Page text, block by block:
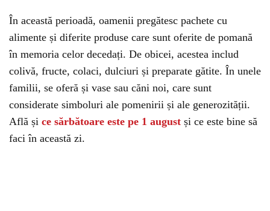
În această perioadă, oamenii pregătesc pachete cu
alimente și diferite produse care sunt oferite de pomană
în memoria celor decedați. De obicei, acestea includ
colivă, fructe, colaci, dulciuri și preparate gătite. În unele
familii, se oferă și vase sau căni noi, care sunt
considerate simboluri ale pomenirii și ale generozității.
Află și ce sărbătoare este pe 1 august și ce este bine să
faci în această zi.